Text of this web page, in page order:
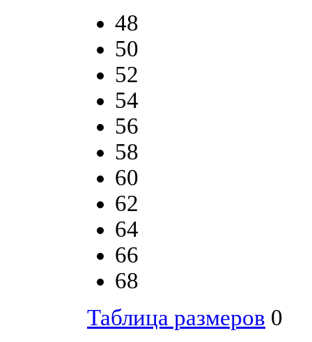
48
50
52
54
56
58
60
62
64
66
68
Таблица размеров 0